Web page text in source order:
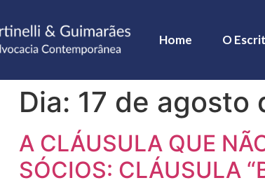
Home O
Dia: 17 de agosto
A CLÁUSULA QUE
SÓCIOS: CLÁUSULA